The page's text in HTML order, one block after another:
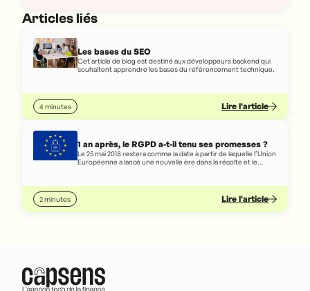
Articles liés
Les bases du SEO
Cet article de blog est destiné aux développeurs backend qui
souhaitent apprendre les bases du référencement technique.
4 minutes Lire l'article
1 an après, le RGPD a-t-il tenu ses promesses ?
Le 25 mai 2018 restera comme la date à partir de laquelle l’Union
Européenne a lancé une nouvelle ère dans la récolte et le
plus personnalisés, collectent toujours plus d’informations sur
les individus, l’UE s’est dotée d’un arsenal inédit et se pose en
2 minutes Lire l'article